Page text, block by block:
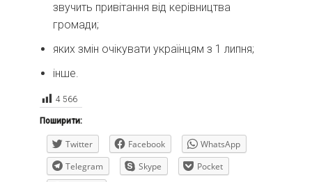
звучить привітання від керівництва
громади;
яких змін очікувати українцям з 1 липня;
інше.
4 566
Поширити:
Twitter Facebook
WhatsApp
Telegram
Skype
Pocket